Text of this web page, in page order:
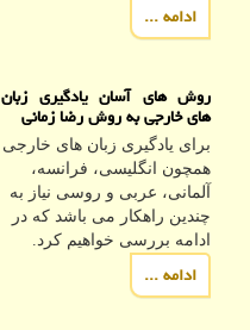
ادامه ...
روش های آسان یادگیری زبان
های خارجی به روش رضا زمانی
برای یادگیری زبان های خارجی
همچون انگلیسی، فرانسه،
آلمانی، عربی و روسی نیاز به
چندین راهکار می باشد که در
ادامه بررسی خواهیم کرد.
ادامه ...